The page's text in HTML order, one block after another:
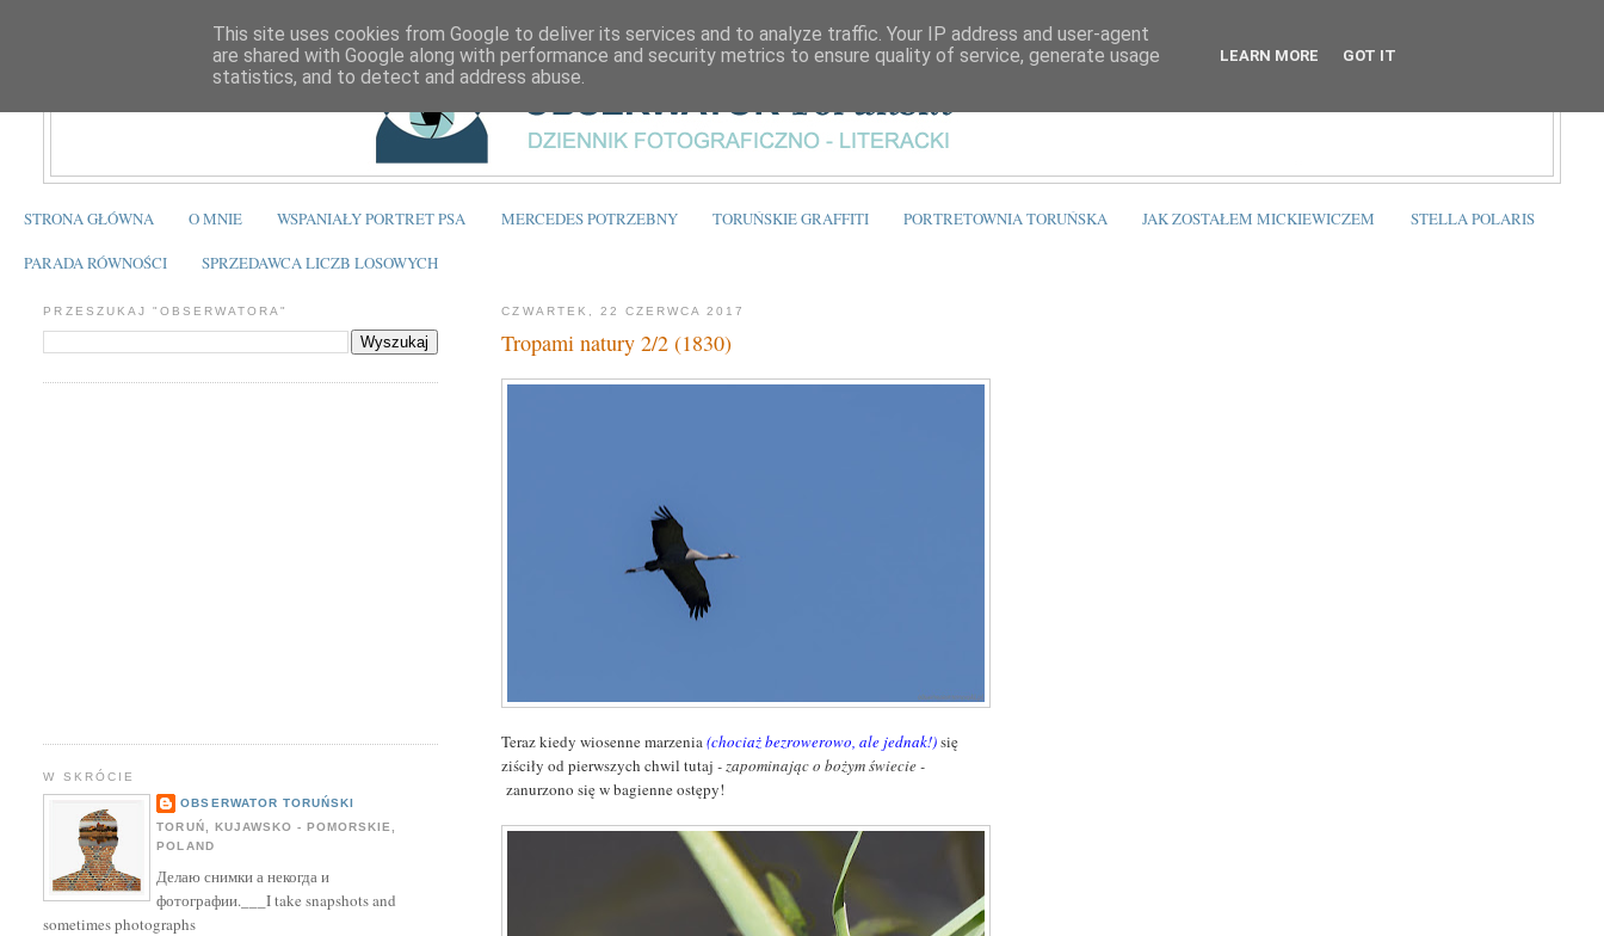
STRONA GŁÓWNA O MNIE WSPANIAŁY PORTRET PSA MERCEDES POTRZEBNY TORUŃSKIE GRAFFITI PORTRETOWNIA TORUŃSKA JAK ZOSTAŁEM MICKIEWICZEM STELLA POLARIS
PARADA RÓWNOŚCI SPRZEDAWCA LICZB LOSOWYCH
CZWARTEK, 22 CZERWCA 2017
Tropami natury 2/2 (1830)
Teraz kiedy wiosenne marzenia(chociaż bezrowerowo, ale jednak!)się
ziściły od pierwszych chwil tutaj- zapominając o bożym świecie -
zanurzono się w bagienne ostępy!
PRZESZUKAJ "OBSERWATORA"
W SKRÓCIE
OBSERWATOR TORUŃSKI
TORUŃ, KUJAWSKO - POMORSKIE,
POLAND
Делаю снимки а некогда и
фотографии.___I take snapshots and
sometimes photographs
This site uses cookies from Google to deliver its services and to analyze traffic. Your IP address and user-agent
are shared with Google along with performance and security metrics to ensure quality of service, generate usage
statistics, and to detect and address abuse.
LEARN MORE GOT IT